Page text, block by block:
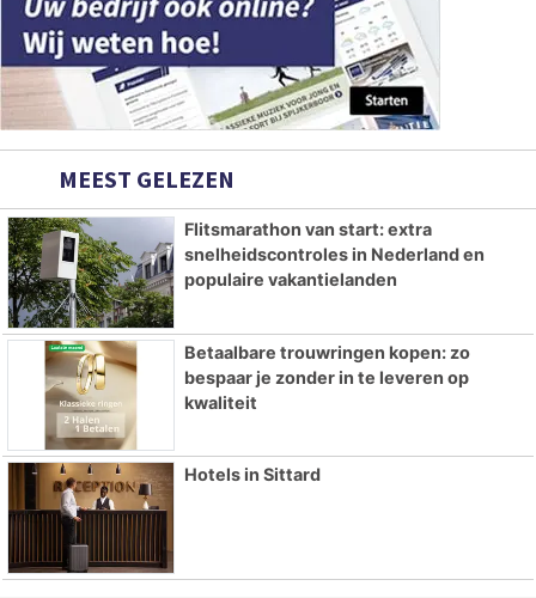
MEEST GELEZEN
Flitsmarathon van start: extra
snelheidscontroles in Nederland en
populaire vakantielanden
Betaalbare trouwringen kopen: zo
bespaar je zonder in te leveren op
kwaliteit
Hotels in Sittard